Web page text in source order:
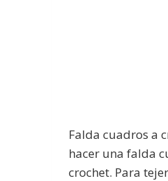
Falda cuadros a
hacer una falda
crochet. Para